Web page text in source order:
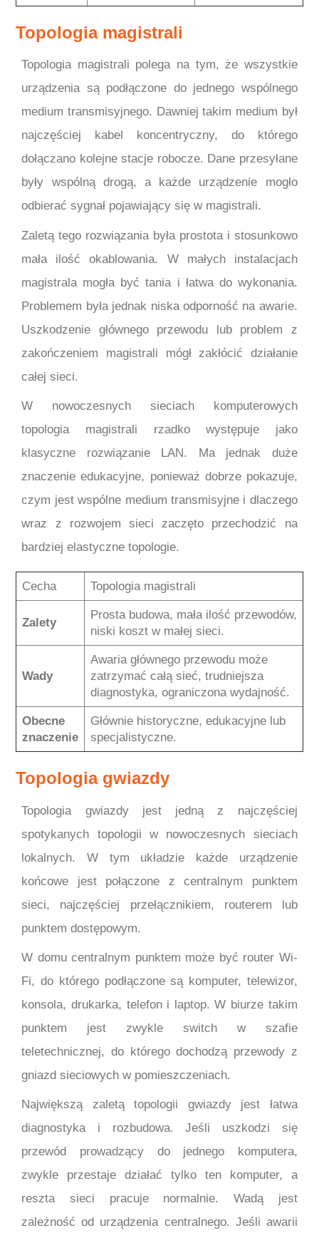
Topologia magistrali
Topologia magistrali polega na tym, że wszystkie
urządzenia są podłączone do jednego wspólnego
medium transmisyjnego. Dawniej takim medium był
najczęściej kabel koncentryczny, do którego
dołączano kolejne stacje robocze. Dane przesyłane
były wspólną drogą, a każde urządzenie mogło
odbierać sygnał pojawiający się w magistrali.
Zaletą tego rozwiązania była prostota i stosunkowo
mała ilość okablowania. W małych instalacjach
magistrala mogła być tania i łatwa do wykonania.
Problemem była jednak niska odporność na awarie.
Uszkodzenie głównego przewodu lub problem z
zakończeniem magistrali mógł zakłócić działanie
całej sieci.
W nowoczesnych sieciach komputerowych
topologia magistrali rzadko występuje jako
klasyczne rozwiązanie LAN. Ma jednak duże
znaczenie edukacyjne, ponieważ dobrze pokazuje,
czym jest wspólne medium transmisyjne i dlaczego
wraz z rozwojem sieci zaczęto przechodzić na
bardziej elastyczne topologie.
Cecha Topologia magistrali
Zalety
Prosta budowa, mała ilość przewodów,
niski koszt w małej sieci.
Wady
Awaria głównego przewodu może
zatrzymać całą sieć, trudniejsza
diagnostyka, ograniczona wydajność.
Obecne
znaczenie
Głównie historyczne, edukacyjne lub
specjalistyczne.
Topologia gwiazdy
Topologia gwiazdy jest jedną z najczęściej
spotykanych topologii w nowoczesnych sieciach
lokalnych. W tym układzie każde urządzenie
końcowe jest połączone z centralnym punktem
sieci, najczęściej przełącznikiem, routerem lub
punktem dostępowym.
W domu centralnym punktem może być router Wi-
Fi, do którego podłączone są komputer, telewizor,
konsola, drukarka, telefon i laptop. W biurze takim
punktem jest zwykle switch w szafie
teletechnicznej, do którego dochodzą przewody z
gniazd sieciowych w pomieszczeniach.
Największą zaletą topologii gwiazdy jest łatwa
diagnostyka i rozbudowa. Jeśli uszkodzi się
przewód prowadzący do jednego komputera,
zwykle przestaje działać tylko ten komputer, a
reszta sieci pracuje normalnie. Wadą jest
zależność od urządzenia centralnego. Jeśli awarii